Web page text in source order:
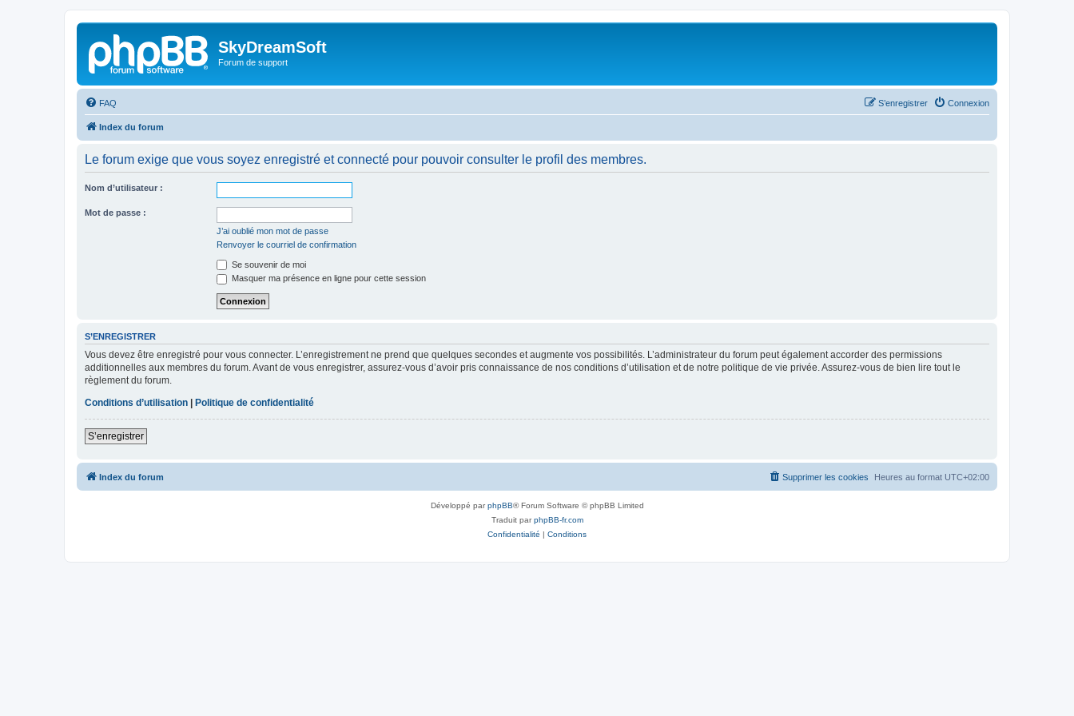
SkyDreamSoft
Forum de support
FAQ Connexion
S’enregistrer
Index du forum
Le forum exige que vous soyez enregistré et connecté pour pouvoir consulter le profil des membres.
Nom d’utilisateur :
Mot de passe :
J’ai oublié mon mot de passe
Renvoyer le courriel de confirmation
Se souvenir de moi
Masquer ma présence en ligne pour cette session
S’ENREGISTRER
Vous devez être enregistré pour vous connecter. L’enregistrement ne prend que quelques secondes et augmente vos possibilités. L’administrateur du forum peut également accorder des permissions
additionnelles aux membres du forum. Avant de vous enregistrer, assurez-vous d’avoir pris connaissance de nos conditions d’utilisation et de notre politique de vie privée. Assurez-vous de bien lire tout le
règlement du forum.
Conditions d’utilisation
Politique de confidentialité
S’enregistrer
Index du forum Heures au format UTC+02:00
Supprimer les cookies
Développé parphpBB® Forum Software © phpBB Limited
Traduit parphpBB-fr.com
Confidentialité | Conditions